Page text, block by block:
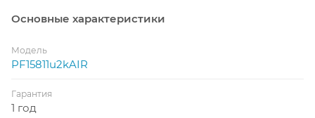
Основные характеристики
Модель
PF15811u2kAIR
Гарантия
1 год